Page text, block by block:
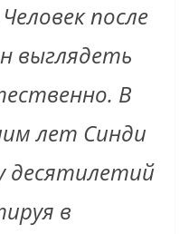
после
выглядеть
В
лет Синди
десятилетий
в